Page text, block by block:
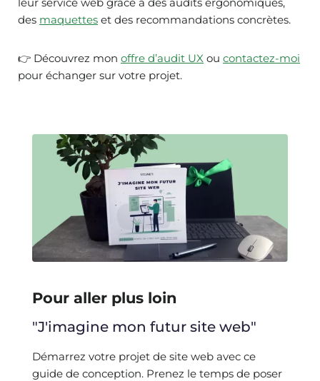
des maquettes et des recommandations concrètes.
👉 Découvrez mon offre d’audit UX ou contactez-moi
pour échanger sur votre projet.
Pour aller plus loin
"J'imagine mon futur site web"
Démarrez votre projet de site web avec ce
guide de conception. Prenez le temps de poser